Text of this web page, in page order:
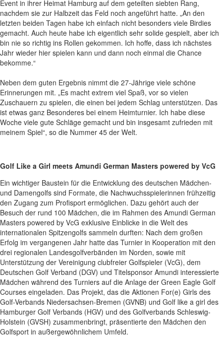
Event in ihrer Heimat Hamburg auf dem geteilten siebten Rang,
nachdem sie zur Halbzeit das Feld noch angeführt hatte. „An den
letzten beiden Tagen habe ich einfach nicht besonders viele Birdies
gemacht. Auch heute habe ich eigentlich sehr solide gespielt, aber ich
bin nie so richtig ins Rollen gekommen. Ich hoffe, dass ich nächstes
Jahr wieder hier spielen kann und dann noch einmal die Chance
bekomme.“
Neben dem guten Ergebnis nimmt die 27-Jährige viele schöne
Erinnerungen mit. „Es macht extrem viel Spaß, vor so vielen
Zuschauern zu spielen, die einen bei jedem Schlag unterstützen. Das
ist etwas ganz Besonderes bei einem Heimturnier. Ich habe diese
Woche viele gute Schläge gemacht und bin insgesamt zufrieden mit
meinem Spiel“, so die Nummer 45 der Welt.
Golf Like a Girl meets Amundi German Masters powered by VcG
Ein wichtiger Baustein für die Entwicklung des deutschen Mädchen-
und Damengolfs sind Formate, die Nachwuchsspielerinnen frühzeitig
den Zugang zum Profisport ermöglichen. Dazu gehört auch der
Besuch der rund 100 Mädchen, die im Rahmen des Amundi German
Masters powered by VcG exklusive Einblicke in die Welt des
internationalen Spitzengolfs sammeln durften: Nach dem großen
Erfolg im vergangenen Jahr hatte das Turnier in Kooperation mit den
drei regionalen Landesgolfverbänden im Norden, sowie mit
Unterstützung der Vereinigung clubfreier Golfspieler (VcG), dem
Deutschen Golf Verband (DGV) und Titelsponsor Amundi interessierte
Mädchen während des Turniers auf die Anlage der Green Eagle Golf
Courses eingeladen. Das Projekt, das die Aktionen For(e) Girls des
Golf-Verbands Niedersachsen-Bremen (GVNB) und Golf like a girl des
Hamburger Golf Verbands (HGV) und des Golfverbands Schleswig-
Holstein (GVSH) zusammenbringt, präsentierte den Mädchen den
Golfsport in außergewöhnlichem Umfeld.